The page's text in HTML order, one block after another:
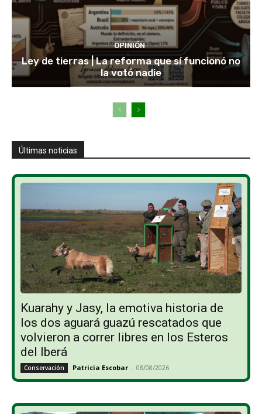
OPINIÓN
Ley de tierras | La reforma que sí funcionó no
la votó nadie
Últimas noticias
Kuarahy y Jasy, la emotiva historia de
los dos aguará guazú rescatados que
volvieron a correr libres en los Esteros
del Iberá
Conservación Patricia Escobar - 08/08/2026